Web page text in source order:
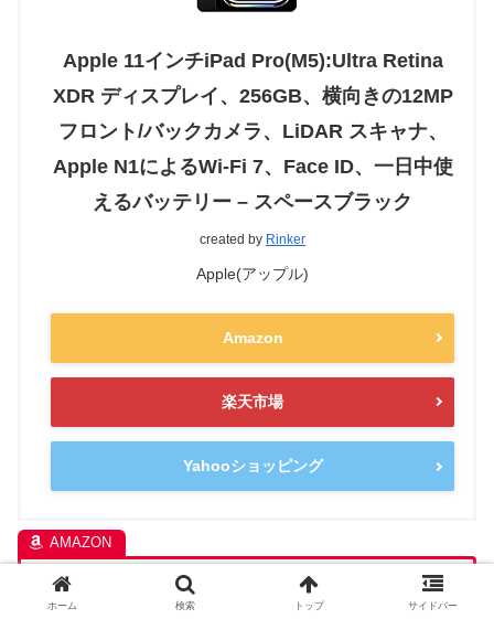
Apple 11インチiPad Pro(M5):Ultra Retina
XDR ディスプレイ、256GB、横向きの12MP
フロント/バックカメラ、LiDAR スキャナ、
Apple N1によるWi-Fi 7、Face ID、一日中使
えるバッテリー – スペースブラック
created by Rinker
Apple(アップル)
Amazon
楽天市場
Yahooショッピング
>>>今日のAmazonタイムセールはこちら
ホーム 検索 トップ サイドバー